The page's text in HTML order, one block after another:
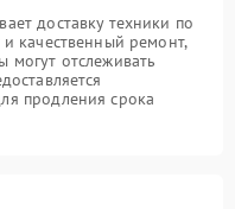
доставку техники по
качественный ремонт,
могут отслеживать
продления срока